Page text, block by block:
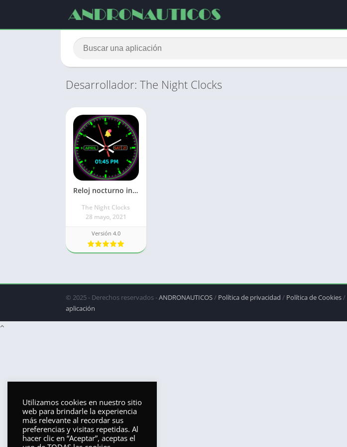
Desarrollador: The Night Clocks
Reloj nocturno inteligente
The Night Clocks
28 mayo, 2021
Versión 4.0
© 2025 - Derechos reservados -ANDRONAUTICOS / Política de privacidad / Política de Cookies /
aplicación
Utilizamos cookies en nuestro sitio
web para brindarle la experiencia
más relevante al recordar sus
preferencias y visitas repetidas. Al
hacer clic en “Aceptar”, aceptas el